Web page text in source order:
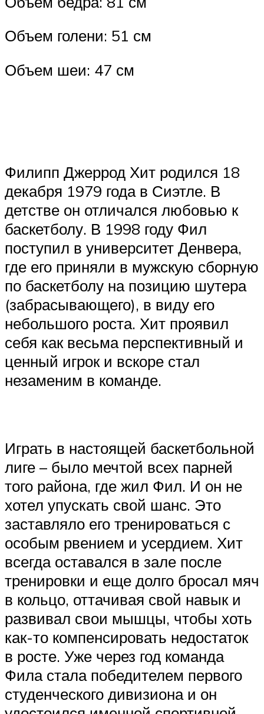
Объем голени: 51 см​
Объем шеи: 47 см​
Филипп Джеррод Хит родился 18
декабря 1979 года в Сиэтле. В
детстве он отличался любовью к
баскетболу. В 1998 году Фил
поступил в университет Денвера,
где его приняли в мужскую сборную
по баскетболу на позицию шутера
(забрасывающего), в виду его
небольшого роста. Хит проявил
себя как весьма перспективный и
ценный игрок и вскоре стал
незаменим в команде.​
Играть в настоящей баскетбольной
лиге – было мечтой всех парней
того района, где жил Фил. И он не
хотел упускать свой шанс. Это
заставляло его тренироваться с
особым рвением и усердием. Хит
всегда оставался в зале после
тренировки и еще долго бросал мяч
в кольцо, оттачивая свой навык и
развивал свои мышцы, чтобы хоть
как-то компенсировать недостаток
в росте. Уже через год команда
Фила стала победителем первого
студенческого дивизиона и он